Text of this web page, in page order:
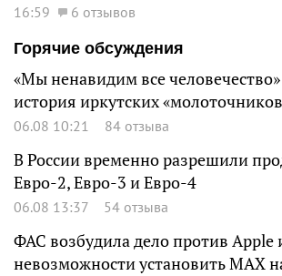
16:59
6 отзывов
Горячие обсуждения
«Мы ненавидим все
история иркутских
06.08 10:21 84 отзыва
В России временно разрешили
Евро-2, Евро-3 и Евро-4
06.08 13:37 54 отзыва
ФАС возбудила дело против Apple
невозможности установить MAX